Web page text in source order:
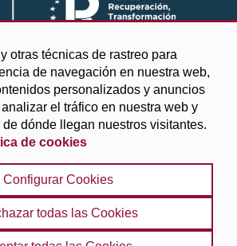
otras técnicas de rastreo para
de navegación en nuestra web,
personalizados y anuncios
el tráfico en nuestra web y
dónde llegan nuestros visitantes.
de cookies
Configurar Cookies
todas las Cookies
Diputación de Granada
de privacidad | Política de cookies
datos | Accesibilidad | Búsqueda |
Mapa web